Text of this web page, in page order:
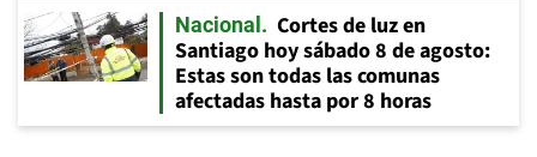
Nacional
Cortes de luz en
Santiago hoy sábado 8 de agosto:
Estas son todas las comunas
afectadas hasta por 8 horas